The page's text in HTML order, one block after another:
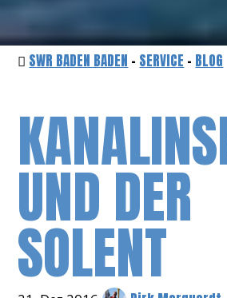
SWR BADEN BADEN - SERVICE - BLOG
UND DER
SOLENT